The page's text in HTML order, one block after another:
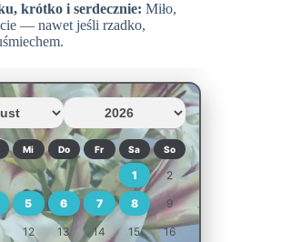
krótko i serdecznie: Miło,
— nawet jeśli rzadko,
Mi Do Fr Sa So
1 2
5 6 7 8 9
12 13 14 15 16